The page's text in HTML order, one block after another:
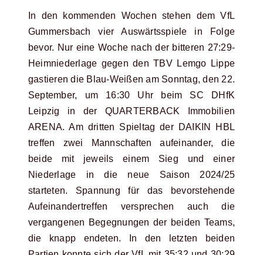
In den kommenden Wochen stehen dem VfL
Gummersbach vier Auswärtsspiele in Folge
bevor. Nur eine Woche nach der bitteren 27:29-
Heimniederlage gegen den TBV Lemgo Lippe
gastieren die Blau-Weißen am Sonntag, den 22.
September, um 16:30 Uhr beim SC DHfK
Leipzig in der QUARTERBACK Immobilien
ARENA. Am dritten Spieltag der DAIKIN HBL
treffen zwei Mannschaften aufeinander, die
beide mit jeweils einem Sieg und einer
Niederlage in die neue Saison 2024/25
starteten. Spannung für das bevorstehende
Aufeinandertreffen versprechen auch die
vergangenen Begegnungen der beiden Teams,
die knapp endeten. In den letzten beiden